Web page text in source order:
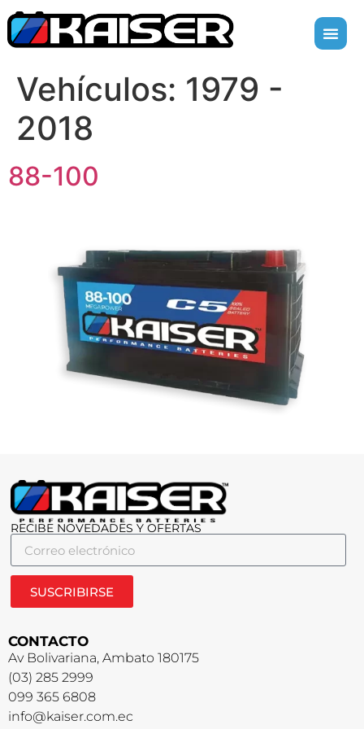
Vehículos: 1979 -
2018
88-100
RECIBE NOVEDADES Y OFERTAS
SUSCRIBIRSE
CONTACTO
Av Bolivariana, Ambato 180175
(03) 285 2999
099 365 6808
info@kaiser.com.ec